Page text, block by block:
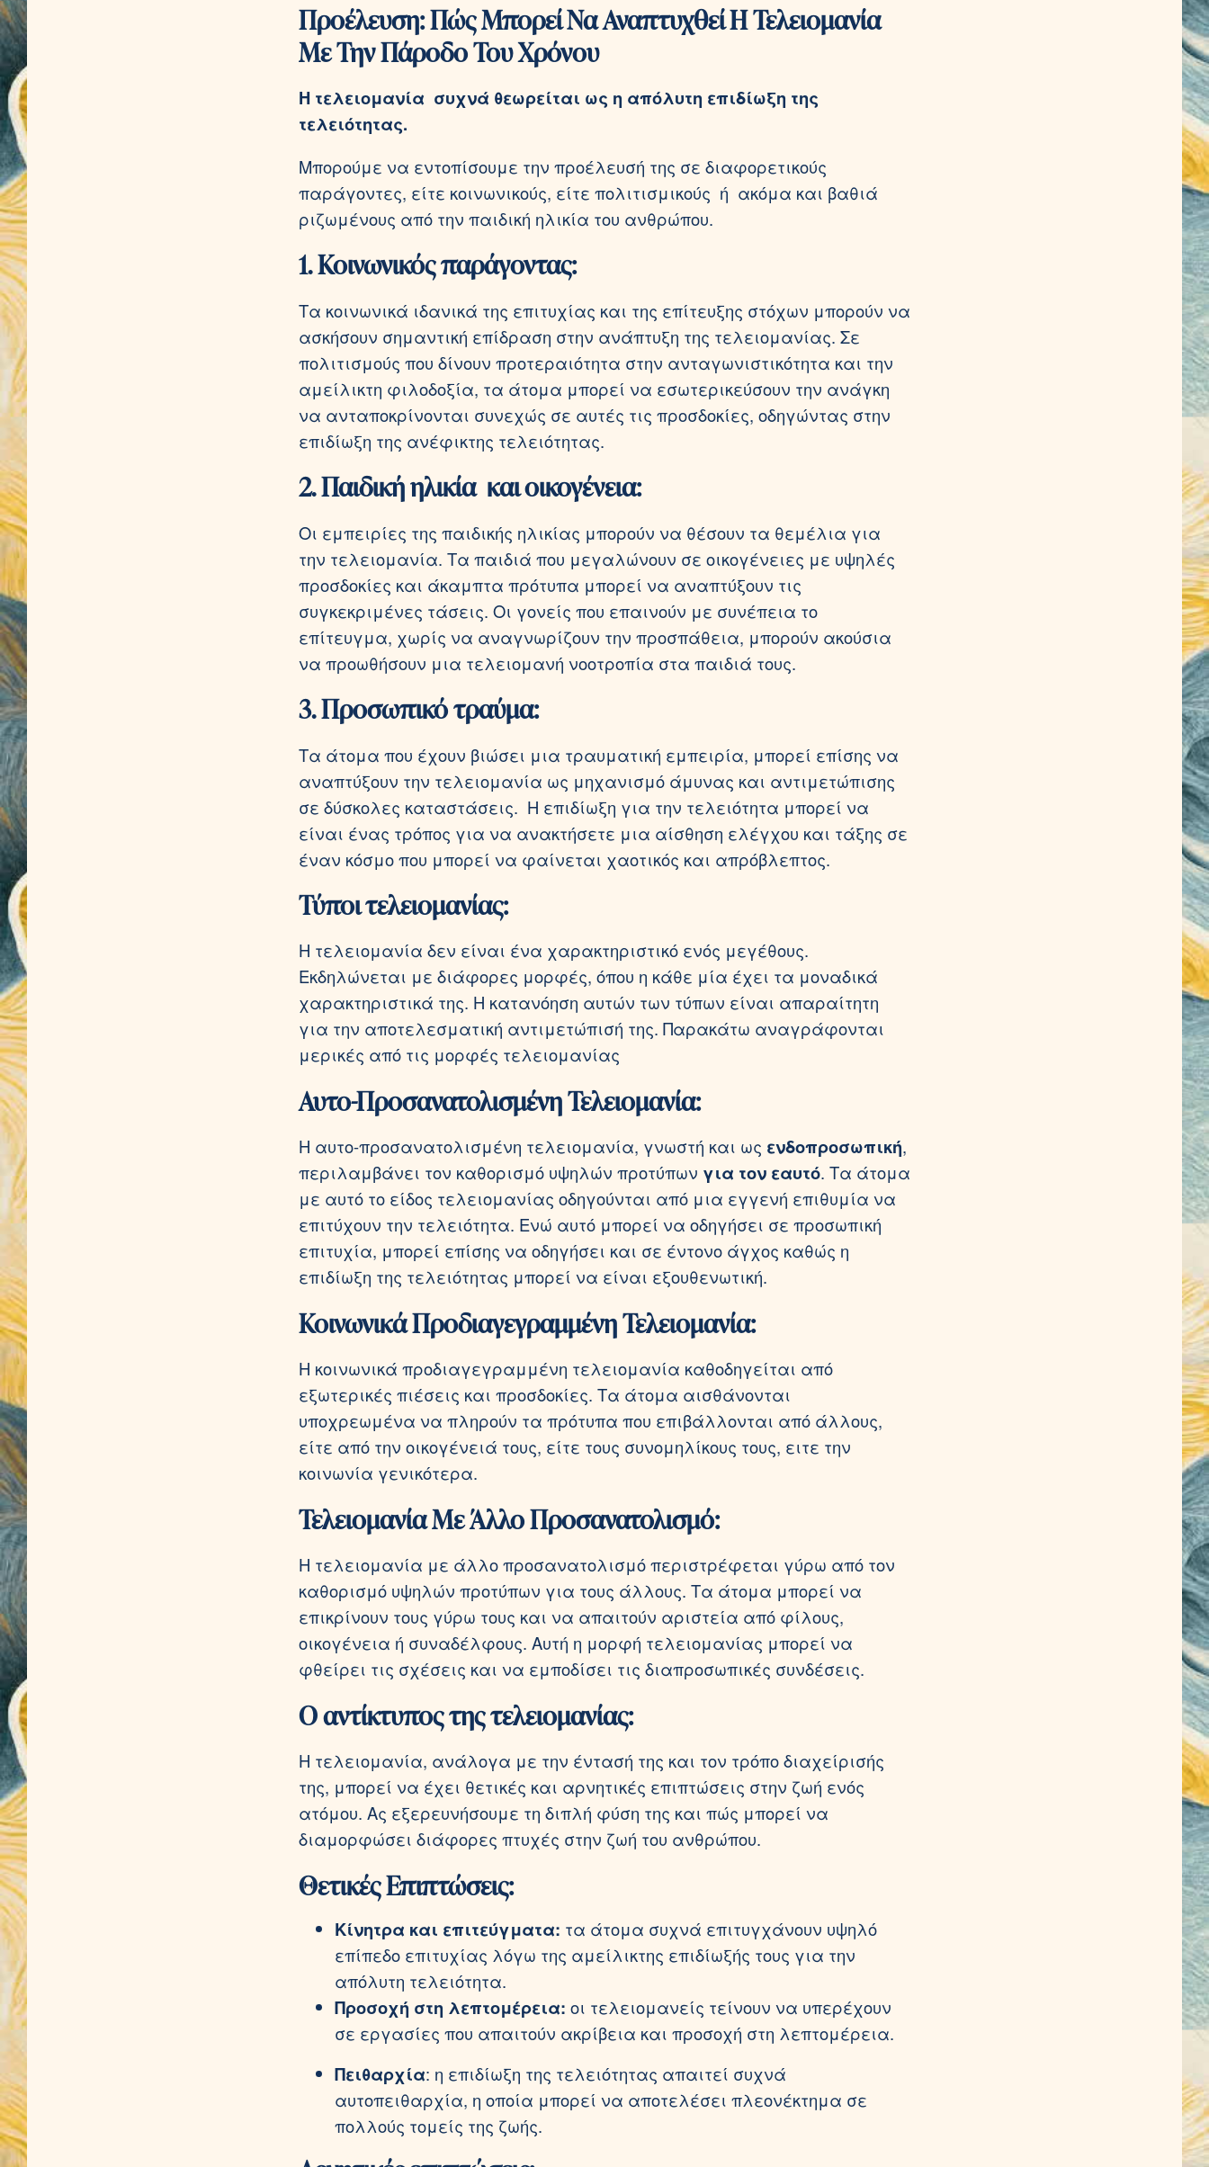
Προέλευση: Πώς Μπορεί Να Αναπτυχθεί Η Τελειομανία
Με Την Πάροδο Του Χρόνου
Η τελειομανία συχνά θεωρείται ως η απόλυτη επιδίωξη της
τελειότητας.
Μπορούμε να εντοπίσουμε την προέλευσή της σε διαφορετικούς
παράγοντες, είτε κοινωνικούς, είτε πολιτισμικούς ή ακόμα και βαθιά
ριζωμένους από την παιδική ηλικία του ανθρώπου.
1. Κοινωνικός παράγοντας:
Τα κοινωνικά ιδανικά της επιτυχίας και της επίτευξης στόχων μπορούν να
ασκήσουν σημαντική επίδραση στην ανάπτυξη της τελειομανίας. Σε
πολιτισμούς που δίνουν προτεραιότητα στην ανταγωνιστικότητα και την
αμείλικτη φιλοδοξία, τα άτομα μπορεί να εσωτερικεύσουν την ανάγκη
να ανταποκρίνονται συνεχώς σε αυτές τις προσδοκίες, οδηγώντας στην
επιδίωξη της ανέφικτης τελειότητας.
2. Παιδική ηλικία και οικογένεια:
Οι εμπειρίες της παιδικής ηλικίας μπορούν να θέσουν τα θεμέλια για
την τελειομανία. Τα παιδιά που μεγαλώνουν σε οικογένειες με υψηλές
προσδοκίες και άκαμπτα πρότυπα μπορεί να αναπτύξουν τις
συγκεκριμένες τάσεις. Οι γονείς που επαινούν με συνέπεια το
επίτευγμα, χωρίς να αναγνωρίζουν την προσπάθεια, μπορούν ακούσια
να προωθήσουν μια τελειομανή νοοτροπία στα παιδιά τους.
3. Προσωπικό τραύμα:
Τα άτομα που έχουν βιώσει μια τραυματική εμπειρία, μπορεί επίσης να
αναπτύξουν την τελειομανία ως μηχανισμό άμυνας και αντιμετώπισης
σε δύσκολες καταστάσεις. Η επιδίωξη για την τελειότητα μπορεί να
είναι ένας τρόπος για να ανακτήσετε μια αίσθηση ελέγχου και τάξης σε
έναν κόσμο που μπορεί να φαίνεται χαοτικός και απρόβλεπτος.
Τύποι τελειομανίας:
Η τελειομανία δεν είναι ένα χαρακτηριστικό ενός μεγέθους.
Εκδηλώνεται με διάφορες μορφές, όπου η κάθε μία έχει τα μοναδικά
χαρακτηριστικά της. Η κατανόηση αυτών των τύπων είναι απαραίτητη
για την αποτελεσματική αντιμετώπισή της. Παρακάτω αναγράφονται
μερικές από τις μορφές τελειομανίας
Αυτο-Προσανατολισμένη Τελειομανία:
Η αυτο-προσανατολισμένη τελειομανία, γνωστή και ως ενδοπροσωπική,
περιλαμβάνει τον καθορισμό υψηλών προτύπων για τον εαυτό. Τα άτομα
με αυτό το είδος τελειομανίας οδηγούνται από μια εγγενή επιθυμία να
επιτύχουν την τελειότητα. Ενώ αυτό μπορεί να οδηγήσει σε προσωπική
επιτυχία, μπορεί επίσης να οδηγήσει και σε έντονο άγχος καθώς η
επιδίωξη της τελειότητας μπορεί να είναι εξουθενωτική.
Κοινωνικά Προδιαγεγραμμένη Τελειομανία:
Η κοινωνικά προδιαγεγραμμένη τελειομανία καθοδηγείται από
εξωτερικές πιέσεις και προσδοκίες. Τα άτομα αισθάνονται
υποχρεωμένα να πληρούν τα πρότυπα που επιβάλλονται από άλλους,
είτε από την οικογένειά τους, είτε τους συνομηλίκους τους, ειτε την
κοινωνία γενικότερα.
Τελειομανία Με Άλλο Προσανατολισμό:
Η τελειομανία με άλλο προσανατολισμό περιστρέφεται γύρω από τον
καθορισμό υψηλών προτύπων για τους άλλους. Τα άτομα μπορεί να
επικρίνουν τους γύρω τους και να απαιτούν αριστεία από φίλους,
οικογένεια ή συναδέλφους. Αυτή η μορφή τελειομανίας μπορεί να
φθείρει τις σχέσεις και να εμποδίσει τις διαπροσωπικές συνδέσεις.
Ο αντίκτυπος της τελειομανίας:
Η τελειομανία, ανάλογα με την έντασή της και τον τρόπο διαχείρισής
της, μπορεί να έχει θετικές και αρνητικές επιπτώσεις στην ζωή ενός
ατόμου. Ας εξερευνήσουμε τη διπλή φύση της και πώς μπορεί να
διαμορφώσει διάφορες πτυχές στην ζωή του ανθρώπου.
Θετικές Επιπτώσεις:
Κίνητρα και επιτεύγματα: τα άτομα συχνά επιτυγχάνουν υψηλό
επίπεδο επιτυχίας λόγω της αμείλικτης επιδίωξής τους για την
απόλυτη τελειότητα.
Προσοχή στη λεπτομέρεια: οι τελειομανείς τείνουν να υπερέχουν
σε εργασίες που απαιτούν ακρίβεια και προσοχή στη λεπτομέρεια.
Πειθαρχία: η επιδίωξη της τελειότητας απαιτεί συχνά
αυτοπειθαρχία, η οποία μπορεί να αποτελέσει πλεονέκτημα σε
πολλούς τομείς της ζωής.